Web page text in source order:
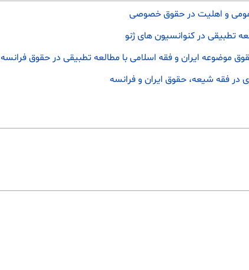
و اهلیت در حقوق خصوصی
تطبیقی در کنوانسیون های ژنو
موضوعه ایران و فقه اسلامی با مطالعه تطبیقی در حقوق فرانسه
در فقه شیعه، حقوق ایران و فرانسه